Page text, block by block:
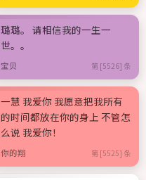
璐璐。 请相信我的一生一
世。。
宝贝 第 [5526] 条
一慧 我爱你 我愿意把我所有
的时间都放在你的身上 不管怎
么说 我爱你！
你的翔 第 [5525] 条